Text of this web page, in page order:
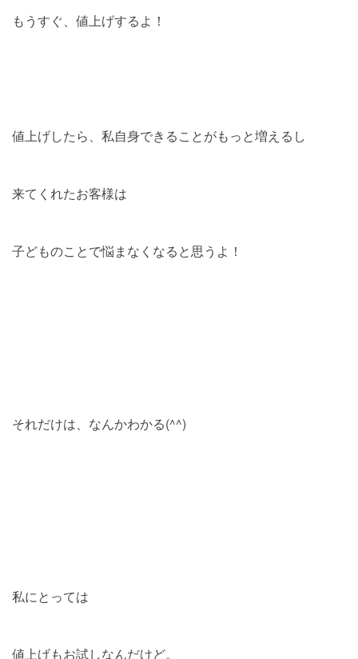
もうすぐ、値上げするよ！
値上げしたら、私自身できることがもっと増えるし
来てくれたお客様は
子どものことで悩まなくなると思うよ！
それだけは、なんかわかる(^^)
私にとっては
値上げもお試しなんだけど。